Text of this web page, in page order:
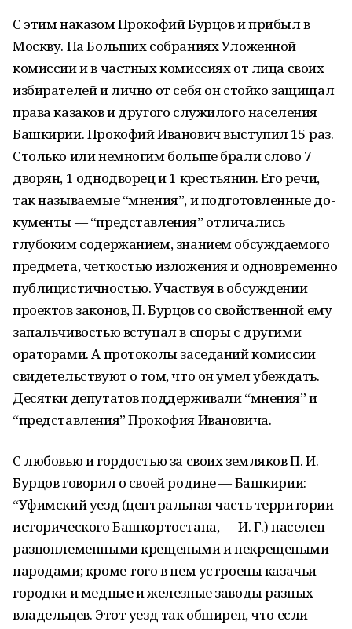
С этим наказом Прокофий Бурцов и прибыл в
Москву. На Больших собраниях Уложенной
комиссии и в частных комиссиях от лица своих
избирателей и лично от себя он стойко защищал
права казаков и другого служилого населения
Башкирии. Прокофий Иванович выступил 15 раз.
Столько или немногим больше брали слово 7
дворян, 1 однодворец и 1 крестьянин. Его речи,
так называемые “мнения”, и подготовленные до­
кументы — “представления” отличались
глубоким содержанием, знанием обсуждаемого
предмета, четкостью изложения и одновременно
публицистичностью. Участвуя в об­суждении
проектов законов, П. Бурцов со свойственной ему
запальчивостью вступал в споры с другими
ораторами. А протоколы заседаний комиссии
свидетельствуют о том, что он умел убеждать.
Десятки депутатов поддерживали “мнения” и
“представления” Прокофия Ивановича.
С любовью и гордостью за своих земляков П. И.
Бурцов говорил о своей родине — Башкирии:
“Уфимский уезд (центральная часть территории
исторического Башкорто­стана, — И. Г.) населен
разноплеменными крещеными и некрещеными
народами; кроме того в нем устроены казачьи
городки и медные и железные заводы разных
владельцев. Этот уезд так обширен, что если